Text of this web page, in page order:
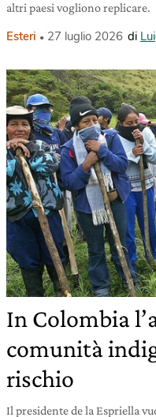
altri paesi vogliono replicare.
Esteri 27 luglio 2026 di
In Colombia
comunità
rischio
Il presidente de la Espriella